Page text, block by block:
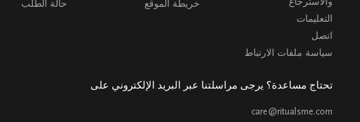
التعليمات
اتصل
سياسة ملفات الارتباط
خريطة الموقع
حالة الطلب
تحتاج مساعدة؟ يرجى مراسلتنا عبر البريد الإلكتروني على
care@ritualsme.com